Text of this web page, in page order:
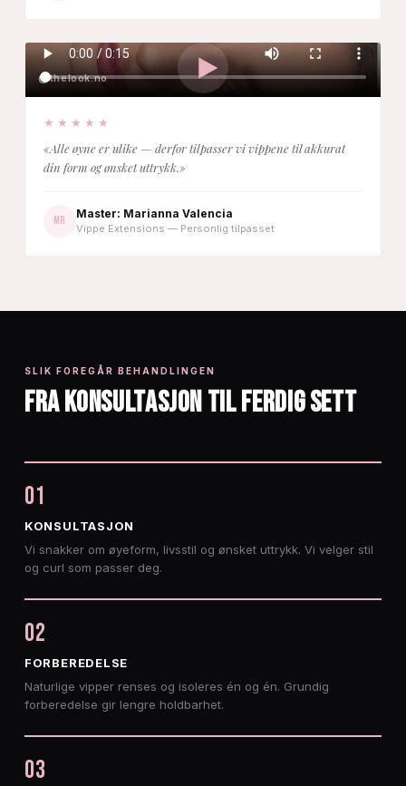
@thelook.no
★★★★★
«Alle øyne er ulike — derfor tilpasser vi vippene til akkurat
din form og ønsket uttrykk.»
MR
Master: Marianna Valencia
Vippe Extensions — Personlig tilpasset
SLIK FOREGÅR BEHANDLINGEN
FRA KONSULTASJON TIL FERDIG SETT
01
KONSULTASJON
Vi snakker om øyeform, livsstil og ønsket uttrykk. Vi velger stil
og curl som passer deg.
02
FORBEREDELSE
Naturlige vipper renses og isoleres én og én. Grundig
forberedelse gir lengre holdbarhet.
03